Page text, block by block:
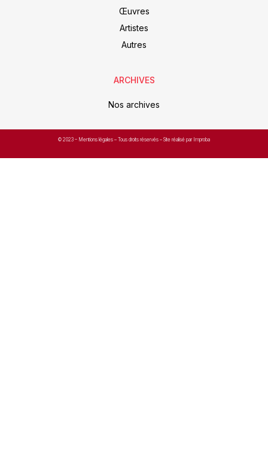
Œuvres
Artistes
Autres
ARCHIVES
Nos archives
© 2023 – Mentions légales – Tous droits réservés – Site réalisé par Improba